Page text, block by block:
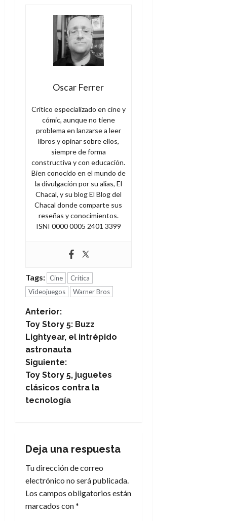
Oscar Ferrer
Crítico especializado en cine y
cómic, aunque no tiene
problema en lanzarse a leer
libros y opinar sobre ellos,
siempre de forma
constructiva y con educación.
Bien conocido en el mundo de
la divulgación por su alias, El
Chacal, y su blog El Blog del
Chacal donde comparte sus
reseñas y conocimientos.
ISNI 0000 0005 2401 3399
Tags: Cine
Crítica
Videojuegos
Warner Bros
N
a
v
e
g
c
i
ó
n
Anterior:
Toy Story 5: Buzz
Lightyear, el intrépido
astronauta
Siguiente:
Toy Story 5, juguetes
clásicos contra la
tecnología
Deja una respuesta
Tu dirección de correo
electrónico no será publicada.
Los campos obligatorios están
marcados con*